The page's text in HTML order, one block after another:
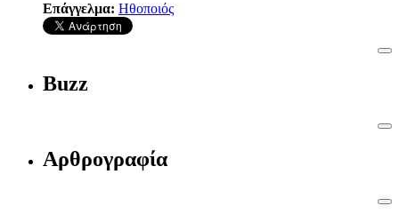
Επάγγελμα: Ηθοποιός
Buzz
Αρθρογραφία